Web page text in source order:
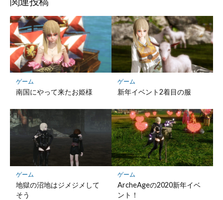
マ
ー
ク
に
保
ゲーム
南国にやって来たお姫様
ゲーム
新年イベント2着目の服
ゲーム
地獄の沼地はジメジメして
そう
ゲーム
ArcheAgeの2020新年イベ
ント！